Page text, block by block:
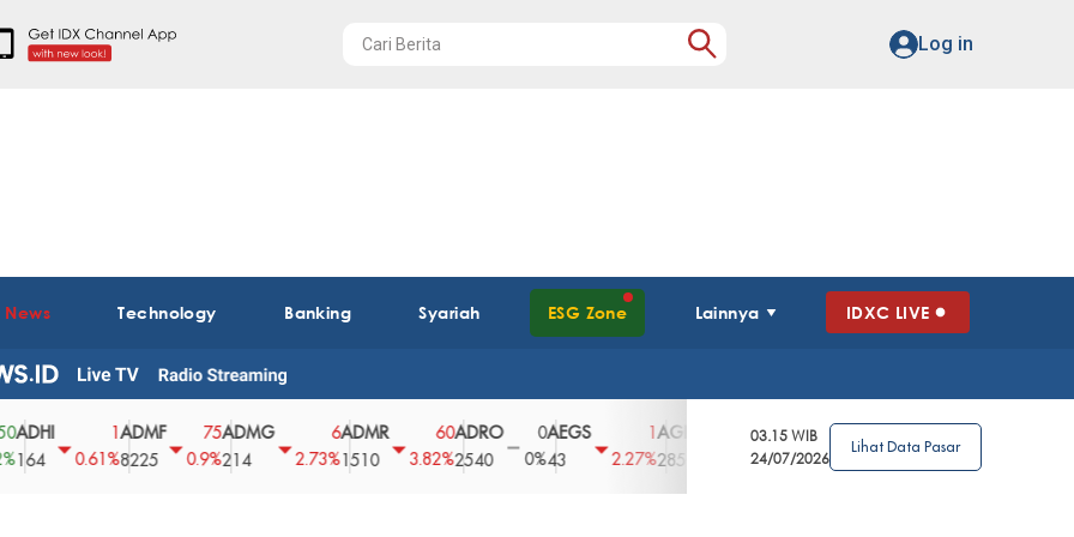
Log in
Technology Banking Syariah ESG Zone Lainnya IDXC LIVE
0.61%
ADMF
8225
75
0.9%
ADMG
214
2.73%
ADMR
1510
3.82%
ADRO
2540
0
0%
AEGS
2.27%2850
3.39%
AGRO
4
2.63%
0%
03.15 WIB
24/07/2026
Lihat Data Pasar